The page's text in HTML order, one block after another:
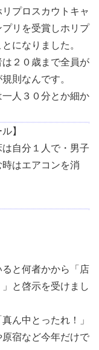
リプロスカウトキャ
リを受賞しホリプ
になりました。
２０歳まで全員が
則なんです。
人３０分とか細か
】
自分１人で・男子
はエアコンを消
と何者かから「店
と啓示を受けまし
ん中とったれ！」
宿など今年だけで